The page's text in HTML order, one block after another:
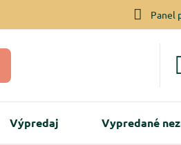
Panel
Výpredaj Vypredané